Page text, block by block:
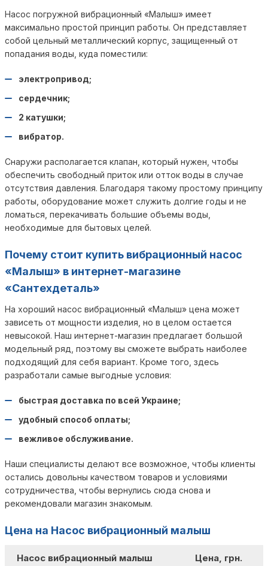
Насос погружной вибрационный «Малыш» имеет
максимально простой принцип работы. Он представляет
собой цельный металлический корпус, защищенный от
попадания воды, куда поместили:
электропривод;
сердечник;
2 катушки;
вибратор.
Снаружи располагается клапан, который нужен, чтобы
обеспечить свободный приток или отток воды в случае
отсутствия давления. Благодаря такому простому принципу
работы, оборудование может служить долгие годы и не
ломаться, перекачивать большие объемы воды,
необходимые для бытовых целей.
Почему стоит купить вибрационный насос
«Малыш» в интернет-магазине
«Сантехдеталь»
На хороший насос вибрационный «Малыш» цена может
зависеть от мощности изделия, но в целом остается
невысокой. Наш интернет-магазин предлагает большой
модельный ряд, поэтому вы сможете выбрать наиболее
подходящий для себя вариант. Кроме того, здесь
разработали самые выгодные условия:
быстрая доставка по всей Украине;
удобный способ оплаты;
вежливое обслуживание.
Наши специалисты делают все возможное, чтобы клиенты
остались довольны качеством товаров и условиями
сотрудничества, чтобы вернулись сюда снова и
рекомендовали магазин знакомым.
Цена на Насос вибрационный малыш
Насос вибрационный малыш Цена, грн.